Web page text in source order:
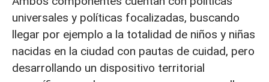
universales y políticas focalizadas, buscando
llegar por ejemplo a la totalidad de niños y niñas
nacidas en la ciudad con pautas de cuidad, pero
desarrollando un dispositivo territorial